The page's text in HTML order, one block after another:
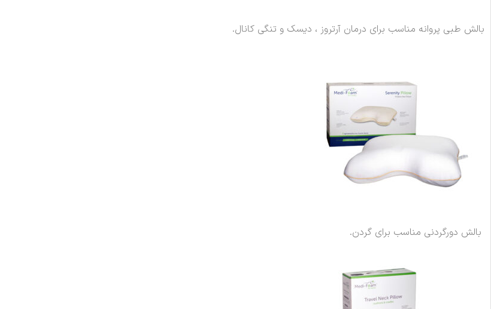
بالش طبی پروانه مناسب برای درمان آرتروز ، دیسک و تنگی کانال.
بالش دورگردنی مناسب برای گردن.